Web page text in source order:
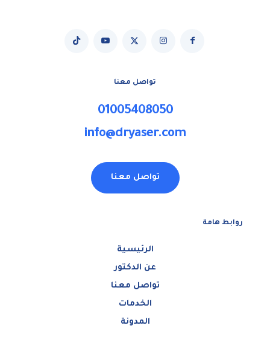
تواصل معنا
01005408050
info@dryaser.com
تواصل معنا
روابط هامة
الرئيسية
عن الدكتور
تواصل معنا
الخدمات
المدونة